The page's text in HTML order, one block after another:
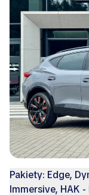
Pakiety: Edge,
Immersive, HAK